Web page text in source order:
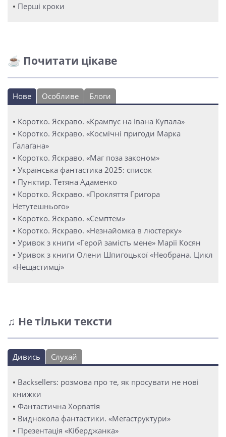
• Перші кроки
☕ Почитати цікаве
Нове Особливе Блоги
• Коротко. Яскраво. «Крампус на Івана Купала»
• Коротко. Яскраво. «Космічні пригоди Марка
Ґалаґана»
• Коротко. Яскраво. «Маг поза законом»
• Українська фантастика 2025: список
• Пунктир. Тетяна Адаменко
• Коротко. Яскраво. «Прокляття Григора
Нетутешнього»
• Коротко. Яскраво. «Семптем»
• Коротко. Яскраво. «Незнайомка в люстерку»
• Уривок з книги «Герой замість мене» Марії Косян
• Уривок з книги Олени Шпигоцької «Необрана. Цикл
«Нещастимці»
♫ Не тільки тексти
Дивись Слухай
• Backsellers: розмова про те, як просувати не нові
книжки
• Фантастична Хорватія
• Виднокола фантастики. «Мегаструктури»
• Презентація «Кіберджанка»